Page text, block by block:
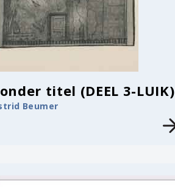
titel (DEEL 3-LUIK)
Beumer